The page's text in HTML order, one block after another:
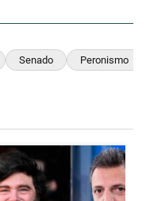
Senado Peronismo
"San Cayetano 2026:
artículo de tendencia